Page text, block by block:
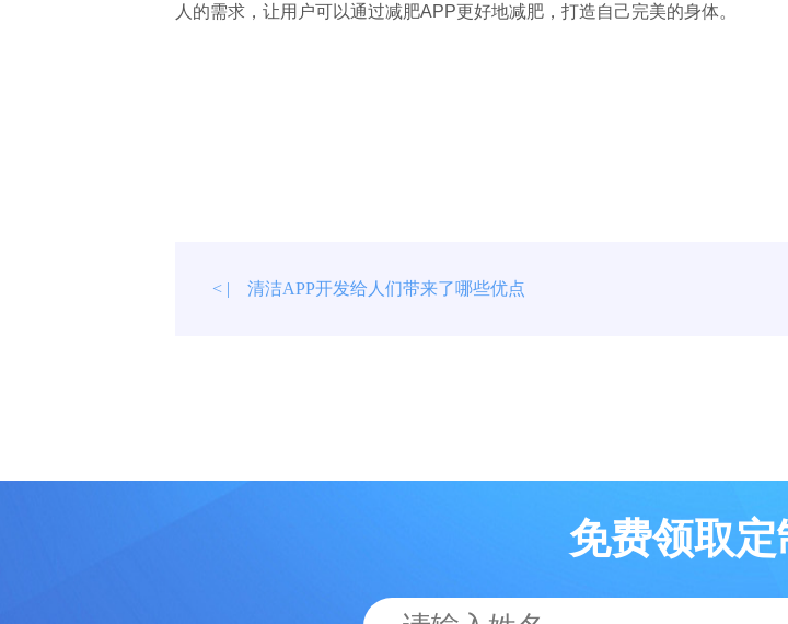
人的需求，让用户可以通过减肥APP更好地减肥，打造自己完美的身体。
< | 清洁APP开发给人们带来了哪些优点
免费领取